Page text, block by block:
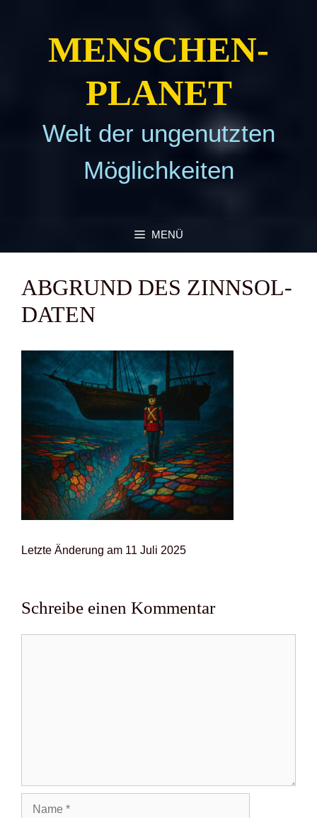
MEN­SCHEN­
PLA­NET
Welt der ungenutzten
Möglichkeiten
MENÜ
ABGRUND DES ZINN­SOL­
DA­TEN
Letz­te Ände­rung am 11 Juli 2025
Schreibe einen Kommentar